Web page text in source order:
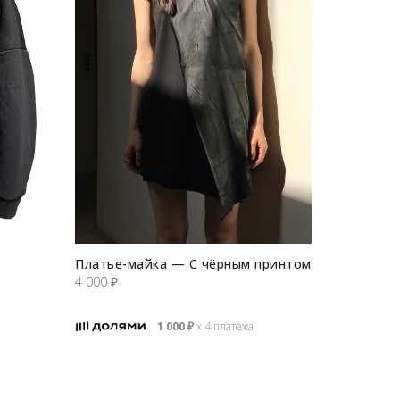
Платье-майка — С чёрным принтом
4 000 ₽
1 000₽х 4 платежа